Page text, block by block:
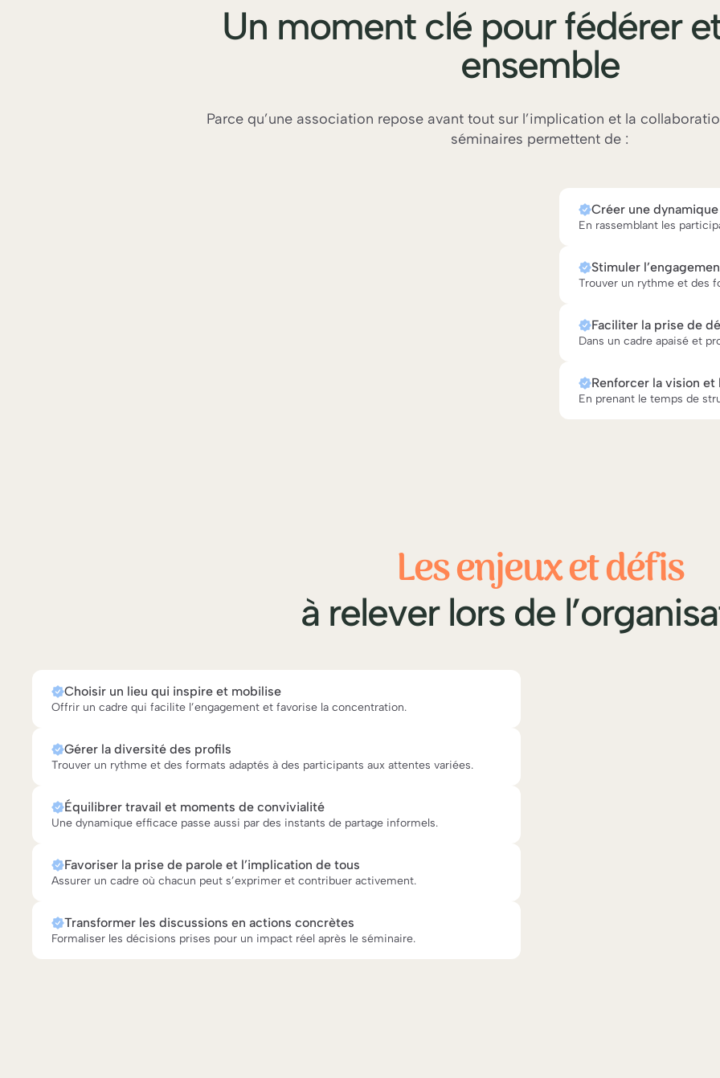
Un moment clé pour fédérer
ensemble
Parce qu’une association repose avant tout sur l’implication et la
séminaires permettent de :
Créer une
En rassemblant les
Stimuler
Trouver un rythme et des
Faciliter la prise de
Dans un cadre apaisé et
Renforcer la vision et
En prenant le temps de
Les enjeux et défis
à relever lors de
Choisir un lieu qui inspire et mobilise
Offrir un cadre qui facilite l’engagement et favorise la concentration.
Gérer la diversité des profils
Trouver un rythme et des formats adaptés à des participants aux attentes variées.
Équilibrer travail et moments de convivialité
Une dynamique efficace passe aussi par des instants de partage informels.
Favoriser la prise de parole et l’implication de tous
Assurer un cadre où chacun peut s’exprimer et contribuer activement.
Transformer les discussions en actions concrètes
Formaliser les décisions prises pour un impact réel après le séminaire.